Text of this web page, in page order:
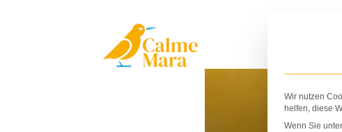
Wir nutzen
helfen, diese
Wenn Sie